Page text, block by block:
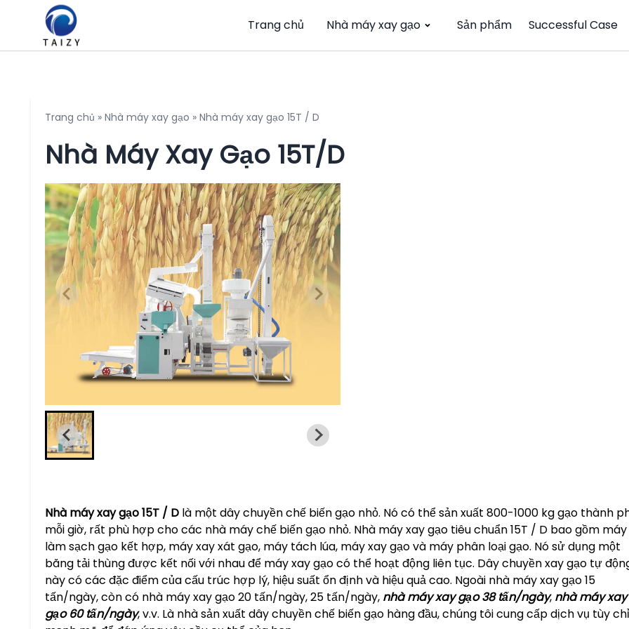
Trang chủ Nhà máy xay gạo Sản phẩm Successful Case
Trang chủ » Nhà máy xay gạo » Nhà máy xay gạo 15T / D
Nhà Máy Xay Gạo 15T/D
Nhà máy xay gạo 15T / D là một dây chuyền chế biến gạo nhỏ. Nó có thể sản xuất 800-1000 kg gạo thành
mỗi giờ, rất phù hợp cho các nhà máy chế biến gạo nhỏ. Nhà máy xay gạo tiêu chuẩn 15T / D bao gồm máy
làm sạch gạo kết hợp, máy xay xát gạo, máy tách lúa, máy xay gạo và máy phân loại gạo. Nó sử dụng một
băng tải thùng được kết nối với nhau để máy xay gạo có thể hoạt động liên tục. Dây chuyền xay gạo tự
này có các đặc điểm của cấu trúc hợp lý, hiệu suất ổn định và hiệu quả cao. Ngoài nhà máy xay gạo 15
tấn/ngày, còn có nhà máy xay gạo 20 tấn/ngày, 25 tấn/ngày, nhà máy xay gạo 38 tấn/ngày, nhà máy xay
gạo 60 tấn/ngày, v.v. Là nhà sản xuất dây chuyền chế biến gạo hàng đầu, chúng tôi cung cấp dịch vụ tùy